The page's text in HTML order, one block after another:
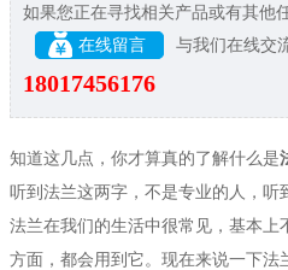
如果您正在寻找相关产品或有其他
在线留言
与我们在线交
18017456176
知道这几点，你才算真的了解什么是
听到法兰这两字，不是专业的人，听
法兰在我们的生活中很常见，基本上
方面，都会用到它。现在来说一下法